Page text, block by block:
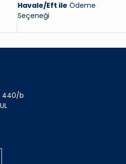
Havale/Eft ile Ödeme
Seçeneği
440/b